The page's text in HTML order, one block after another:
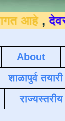
जाधव
About
शाळापुर्व